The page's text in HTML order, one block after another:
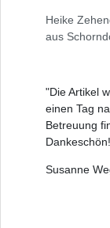
Heike
aus
"Die Artikel
einen Tag
Betreuung
Susanne